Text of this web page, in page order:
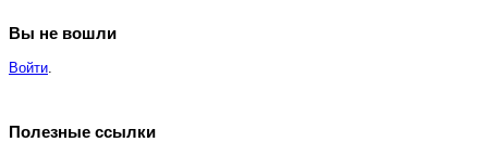
Вы не вошли
Войти
Полезные ссылки